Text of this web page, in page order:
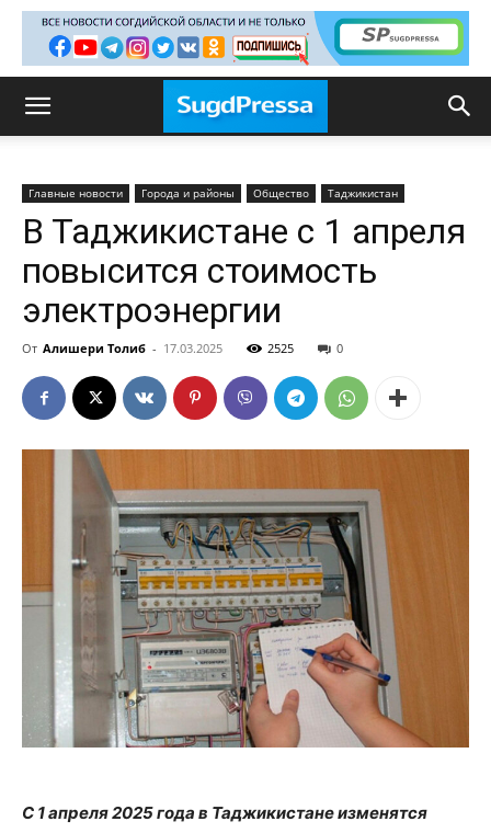
Главные новости Города и районы Общество Таджикистан
В Таджикистане с 1 апреля
повысится стоимость
электроэнергии
От Алишери Толиб - 17.03.2025 2525 0
С 1 апреля 2025 года в Таджикистане изменятся